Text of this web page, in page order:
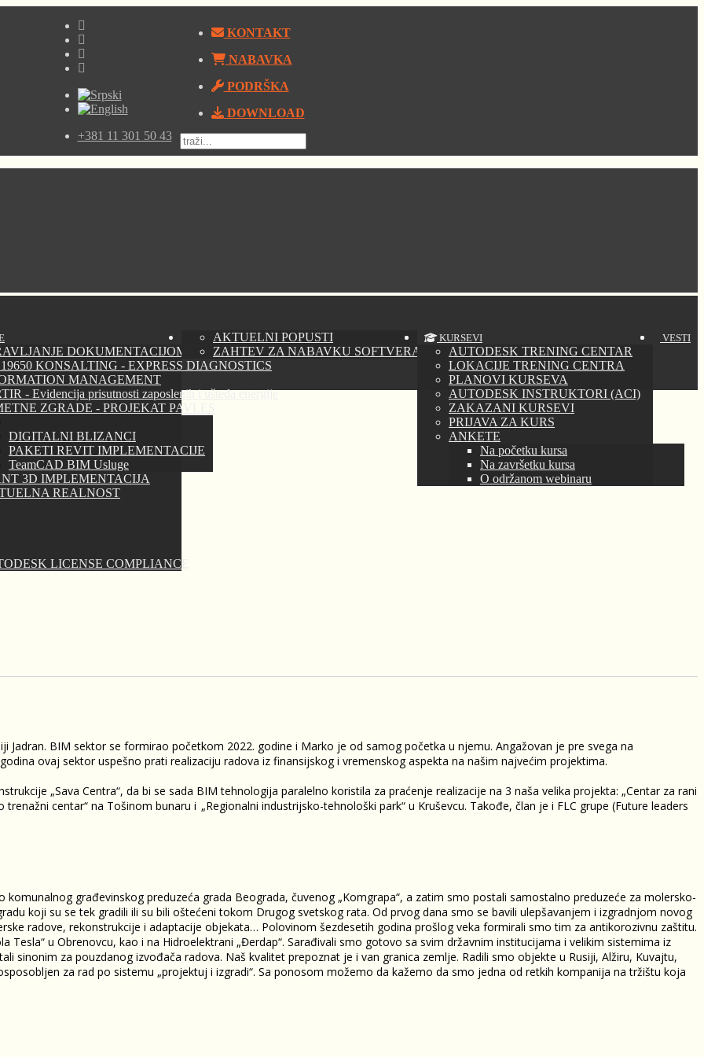
+381 11 301 50 43
KONTAKT
NABAVKA
PODRŠKA
DOWNLOAD
DOKUMENTACIJOM - AUTODESK VAULT
KONSALTING - EXPRESS DIAGNOSTICS
MANAGEMENT
- Evidencija prisutnosti zaposlenih i ušteda energije
ZGRADE - PROJEKAT PAVLES
DIGITALNI BLIZANCI
PAKETI REVIT IMPLEMENTACIJE
TeamCAD BIM Usluge
3D IMPLEMENTACIJA
REALNOST
LICENSE COMPLIANCE
AKTUELNI POPUSTI
ZAHTEV ZA NABAVKU SOFTVERA
KURSEVI
AUTODESK TRENING CENTAR
LOKACIJE TRENING CENTRA
PLANOVI KURSEVA
AUTODESK INSTRUKTORI (ACI)
ZAKAZANI KURSEVI
PRIJAVA ZA KURS
ANKETE
Na početku kursa
Na završetku kursa
O održanom webinaru
VESTI
BIM sektor se formirao početkom 2022. godine i Marko je od samog početka u njemu. Angažovan je pre svega na
ovaj sektor uspešno prati realizaciju radova iz finansijskog i vremenskog aspekta na našim najvećim projektima.
„Sava Centra“, da bi se sada BIM tehnologija paralelno koristila za praćenje realizacije na 3 naša velika projekta: „Centar za rani
centar“ na Tošinom bunaru i „Regionalni industrijsko-tehnološki park“ u Kruševcu. Takođe, član je i FLC grupe (Future leaders
građevinskog preduzeća grada Beograda, čuvenog „Komgrapa“, a zatim smo postali samostalno preduzeće za molersko-
koji su se tek gradili ili su bili oštećeni tokom Drugog svetskog rata. Od prvog dana smo se bavili ulepšavanjem i izgradnjom novog
radove, rekonstrukcije i adaptacije objekata… Polovinom šezdesetih godina prošlog veka formirali smo tim za antikorozivnu zaštitu.
Tesla“ u Obrenovcu, kao i na Hidroelektrani „Đerdap“. Sarađivali smo gotovo sa svim državnim institucijama i velikim sistemima iz
sinonim za pouzdanog izvođača radova. Naš kvalitet prepoznat je i van granica zemlje. Radili smo objekte u Rusiji, Alžiru, Kuvajtu,
za rad po sistemu „projektuj i izgradi“. Sa ponosom možemo da kažemo da smo jedna od retkih kompanija na tržištu koja